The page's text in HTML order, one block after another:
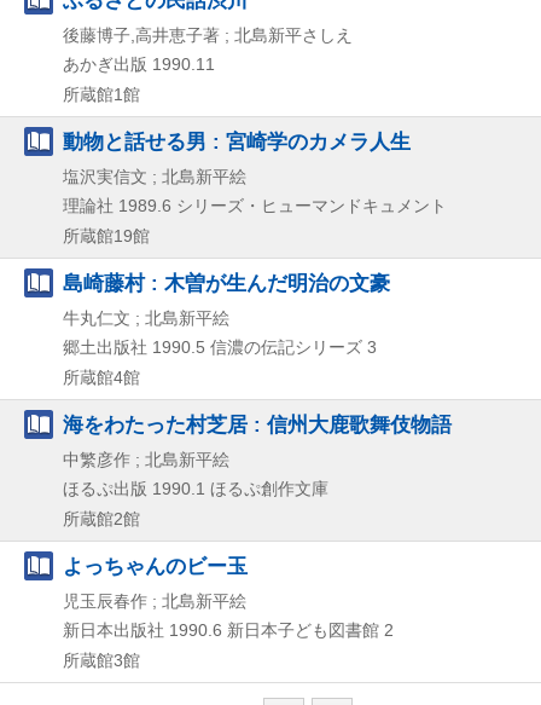
後藤博子,高井恵子著 ; 北島新平さしえ
あかぎ出版 1990.11
所蔵館1館
動物と話せる男 : 宮崎学のカメラ人生
塩沢実信文 ; 北島新平絵
理論社 1989.6 シリーズ・ヒューマンドキュメント
所蔵館19館
島崎藤村 : 木曽が生んだ明治の文豪
牛丸仁文 ; 北島新平絵
郷土出版社 1990.5 信濃の伝記シリーズ 3
所蔵館4館
海をわたった村芝居 : 信州大鹿歌舞伎物語
中繁彦作 ; 北島新平絵
ほるぷ出版 1990.1 ほるぷ創作文庫
所蔵館2館
よっちゃんのビー玉
児玉辰春作 ; 北島新平絵
新日本出版社 1990.6 新日本子ども図書館 2
所蔵館3館